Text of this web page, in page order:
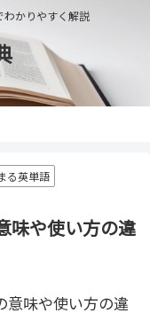
わかりやすく解説
る英単語
味や使い方の違
意味や使い方の違